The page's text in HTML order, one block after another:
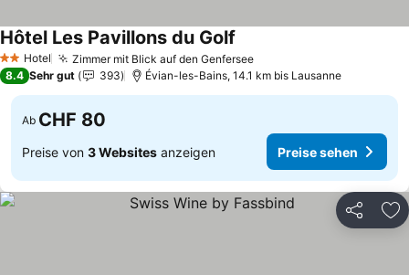
2 Sterne
Hotel Zimmer mit Blick auf den GenferseePreise sehen
Hôtel Les Pavillons du Golf
8.4 Sehr gut 393 Évian-les-Bains, 14.1 km bis Lausanne
Ab CHF 80
Preise von 3 Websites anzeigen Preise sehen
Teilen